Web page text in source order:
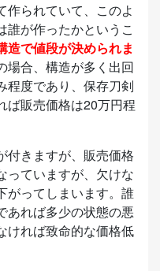
作られていて、このよ
誰が作ったかというこ
造で値段が決められま
場合、構造が多く出回
程度であり、保存刀剣
ば販売価格は20万円程
付きますが、販売価格
っていますが、欠けな
がってしまいます。誰
あれば多少の状態の悪
ければ致命的な価格低